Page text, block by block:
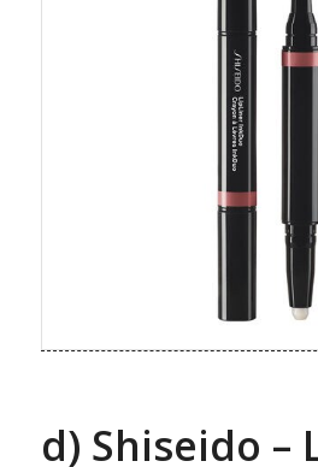
d) Shiseido –